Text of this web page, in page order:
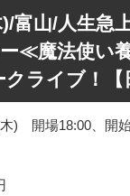
富山/人生急
≪魔法使い
ライブ！【
木) 開場18:00、開